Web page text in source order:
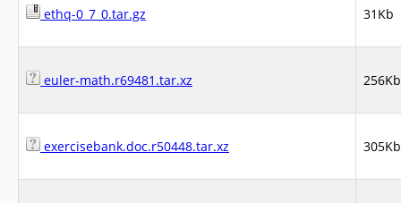
ethq-0_7_0.tar.gz 31Kb
euler-math.r69481.tar.xz 256Kb
exercisebank.doc.r50448.tar.xz 305Kb